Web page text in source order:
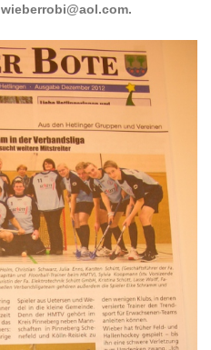
wieberrobi@aol.com.